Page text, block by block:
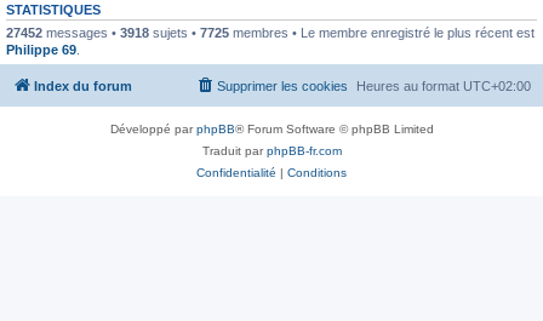
STATISTIQUES
27452 messages • 3918 sujets • 7725 membres • Le membre enregistré le plus récent est
Philippe 69
Index du forum Heures au format UTC+02:00
Supprimer les cookies
Développé parphpBB® Forum Software © phpBB Limited
Traduit parphpBB-fr.com
Confidentialité | Conditions